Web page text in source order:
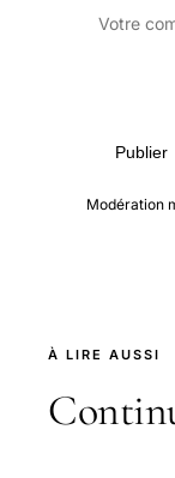
Publier
Modération
À LIRE AUSSI